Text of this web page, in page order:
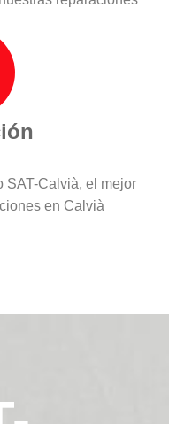
SAT-Calvià, el mejor
en Calvià